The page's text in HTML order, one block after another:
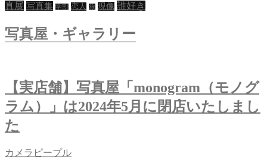
シ
ョ
真展 写真集 学割 恋人 旅 現像 誰好き
写真屋・ギャラリー
【実店舗】写真屋「monogram（モノグ
ラム）」は2024年5月に閉店いたしまし
た
カメラピープル